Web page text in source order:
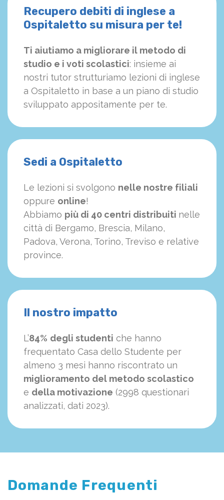
Recupero debiti di inglese a
Ospitaletto su misura per te!
Ti aiutiamo a migliorare il metodo di
studio e i voti scolastici: insieme ai
nostri tutor strutturiamo lezioni di inglese
a Ospitaletto in base a un piano di studio
sviluppato appositamente per te.
Sedi a Ospitaletto
Le lezioni si svolgono nelle nostre filiali
oppure online!
Abbiamo più di 40 centri distribuiti nelle
città di Bergamo, Brescia, Milano,
Padova, Verona, Torino, Treviso e relative
province.
Il nostro impatto
L’84% degli studenti che hanno
frequentato Casa dello Studente per
almeno 3 mesi hanno riscontrato un
miglioramento del metodo scolastico
e della motivazione (2998 questionari
analizzati, dati 2023).
Domande Frequenti